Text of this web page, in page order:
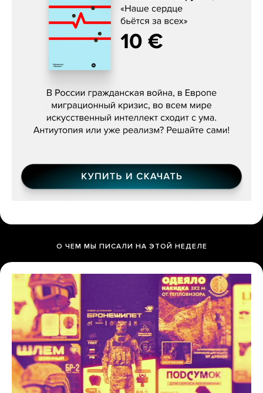
Константин Зарубин, «Наше сердце
О ЧЕМ МЫ ПИСАЛИ НА ЭТОЙ НЕДЕЛЕ